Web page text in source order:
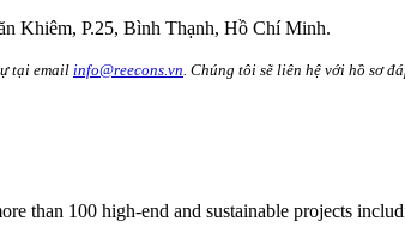
Khiêm, P.25, Bình Thạnh, Hồ Chí Minh.
tại email info@reecons.vn. Chúng tôi sẽ liên hệ với hồ sơ
than 100 high-end and sustainable projects